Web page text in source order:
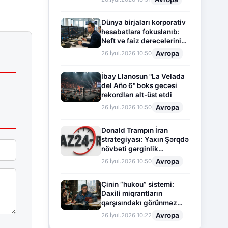
Dünya birjaları korporativ
hesabatlara fokuslanıb:
Neft və faiz dərəcələrinin
təsiri altında cari vəziyyət
26.İyul.2026 10:50 Avropa
İbay Llanosun "La Velada
del Año 6" boks gecəsi
rekordları alt-üst etdi
26.İyul.2026 10:50 Avropa
Donald Trampın İran
strategiyası: Yaxın Şərqdə
növbəti gərginlik
mərhələsi
26.İyul.2026 10:50 Avropa
Çinin “hukou” sistemi:
Daxili miqrantların
qarşısındakı görünməz
sədd
26.İyul.2026 10:22 Avropa